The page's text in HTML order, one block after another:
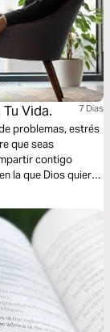
Vida. 7 Dias
problemas, estrés
que seas
contigo
la que Dios quiere
Christian Misch